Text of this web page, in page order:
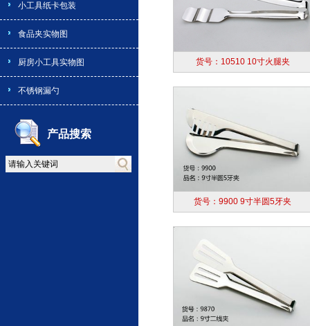
小工具纸卡包装
食品夹实物图
厨房小工具实物图
不锈钢漏勺
产品搜索
货号：10510 10寸火腿夹
货号：9900 9寸半圆5牙夹